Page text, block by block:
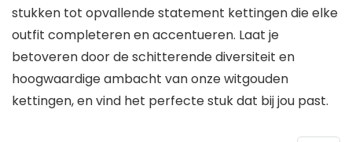
stukken tot opvallende statement kettingen die elke
outfit completeren en accentueren. Laat je
betoveren door de schitterende diversiteit en
hoogwaardige ambacht van onze witgouden
kettingen, en vind het perfecte stuk dat bij jou past.